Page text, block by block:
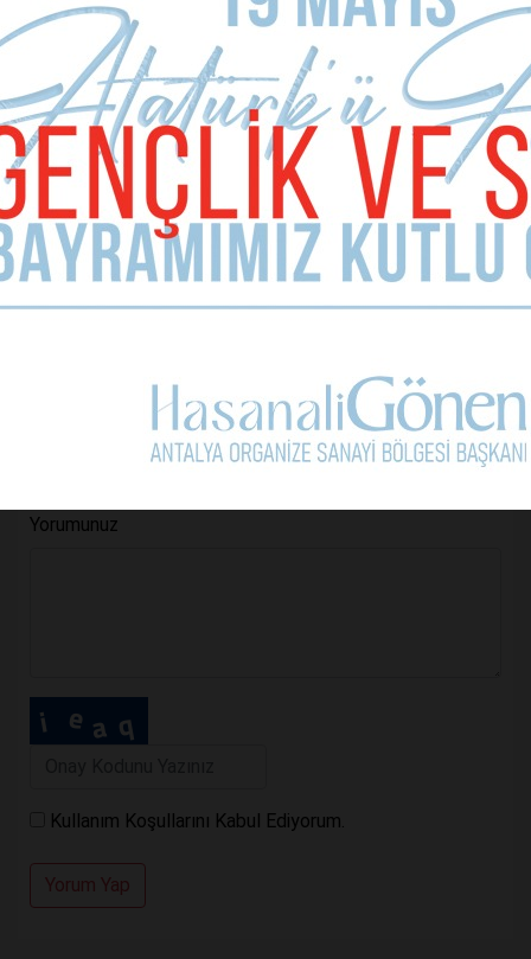
MADIMAK’TA YİTİRDİKLERİMİZ KONYAALTI’NDA
ANILDI
HABER YORUMLARI
Sizde Yorum Ekleyin
İsim Soyad
Telefon (zorunlu değil)
Yorumunuz
Kullanım Koşullarını Kabul Ediyorum.
Yorum Yap